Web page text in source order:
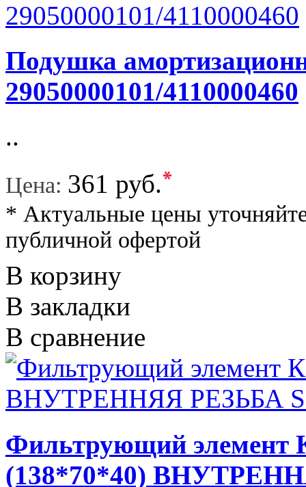
Подушка
29050000101/4110000460
..
Цена: 361 руб.*
* Актуальные цены
публичной офертой
В корзину
В закладки
В сравнение
Фильтрующий элемент
(138*70*40)